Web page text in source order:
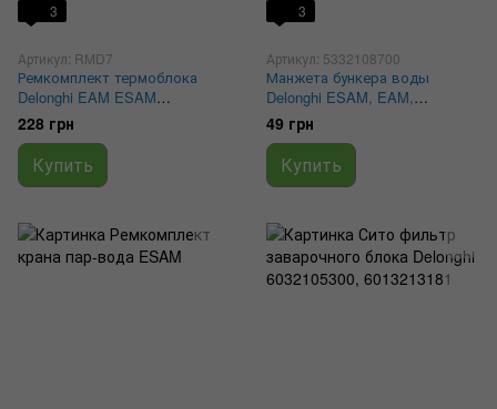
3
Артикул: RMD7
Ремкомплект термоблока
Delonghi EAM ESAM
5513227901 / 5513227981 (16
уплотнителей)
228 грн
Купить
3
Артикул: 5332108700
Манжета бункера воды
Delonghi ESAM, EAM,
5332108700
49 грн
Купить